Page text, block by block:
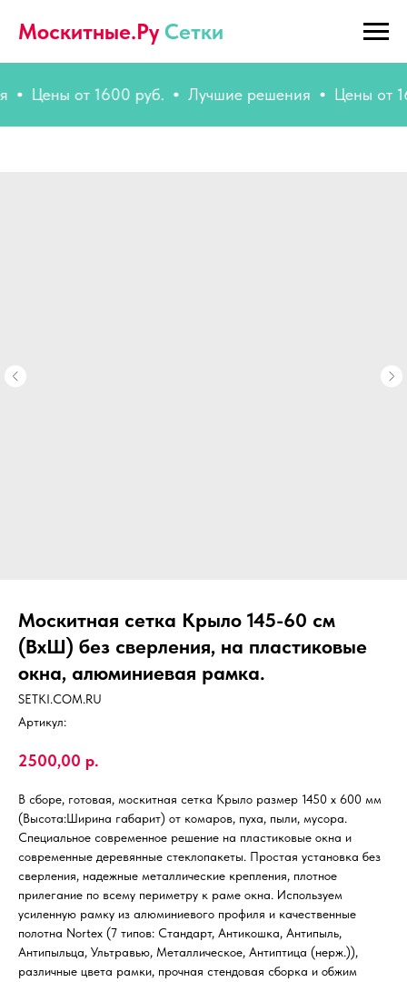
Москитные.Ру Сетки
Цены от 1600 руб. Лучшие решения Цены от
Москитная сетка Крыло 145-60 см
(ВхШ) без сверления, на пластиковые
окна, алюминиевая рамка.
SETKI.COM.RU
Артикул:
2500,00 р.
В сборе, готовая, москитная сетка Крыло размер 1450 х 600 мм
(Высота:Ширина габарит) от комаров, пуха, пыли, мусора.
Специальное современное решение на пластиковые окна и
современные деревянные стеклопакеты. Простая установка без
сверления, надежные металлические крепления, плотное
прилегание по всему периметру к раме окна. Используем
усиленную рамку из алюминиевого профиля и качественные
полотна Nortex (7 типов: Стандарт, Антикошка, Антипыль,
Антипыльца, Ультравью, Металлическое, Антиптица (нерж.)),
различные цвета рамки, прочная стендовая сборка и обжим